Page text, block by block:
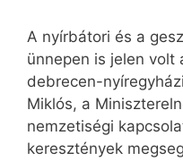
A nyírbátori és a
ünnepen is jelen volt
debrecen-
Miklós, a
nemzetiségi
keresztények